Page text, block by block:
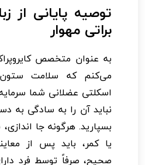
توصیه پایانی از
براتی مهوار
به عنوان متخصص
می‌کنم که سلامت
اسکلتی عضلانی شما
نباید آن را به سادگی به
بسپارید. هرگونه جا
یا کمر، باید پس از
صحیح، صرفاً توسط فرد